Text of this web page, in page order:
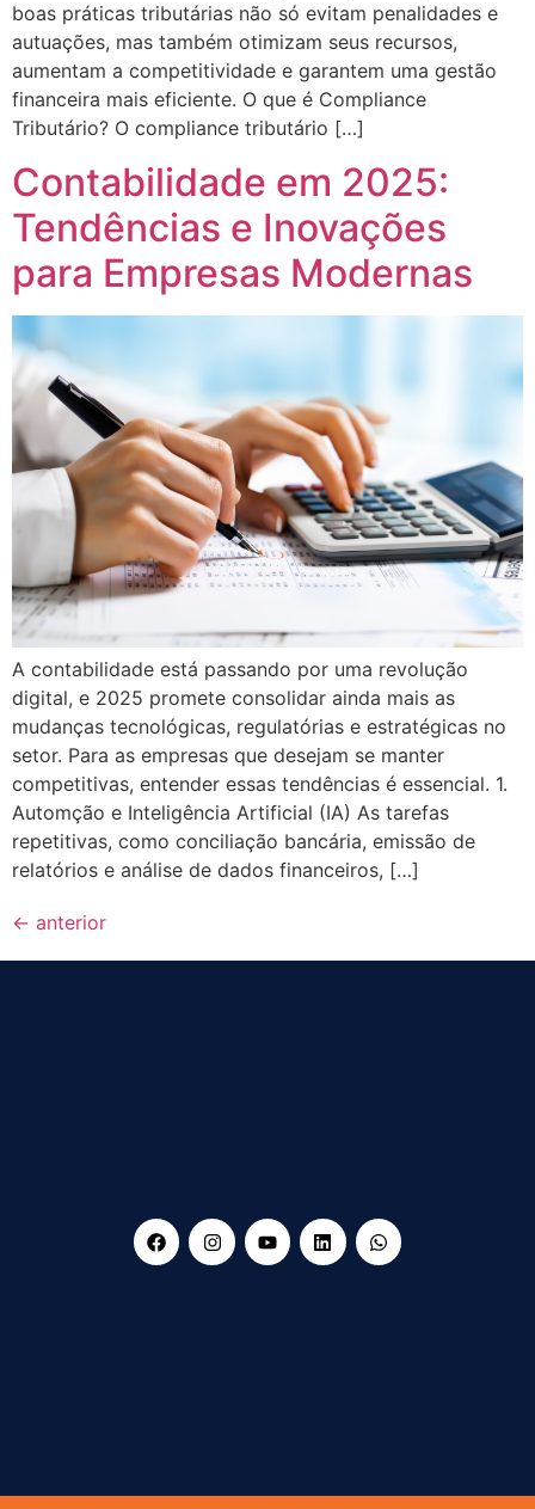
boas práticas tributárias não só evitam penalidades e
autuações, mas também otimizam seus recursos,
aumentam a competitividade e garantem uma gestão
financeira mais eficiente. O que é Compliance
Tributário? O compliance tributário […]
Contabilidade em 2025:
Tendências e Inovações
para Empresas Modernas
A contabilidade está passando por uma revolução
digital, e 2025 promete consolidar ainda mais as
mudanças tecnológicas, regulatórias e estratégicas no
setor. Para as empresas que desejam se manter
competitivas, entender essas tendências é essencial. 1.
Automção e Inteligência Artificial (IA) As tarefas
repetitivas, como conciliação bancária, emissão de
relatórios e análise de dados financeiros, […]
← anterior